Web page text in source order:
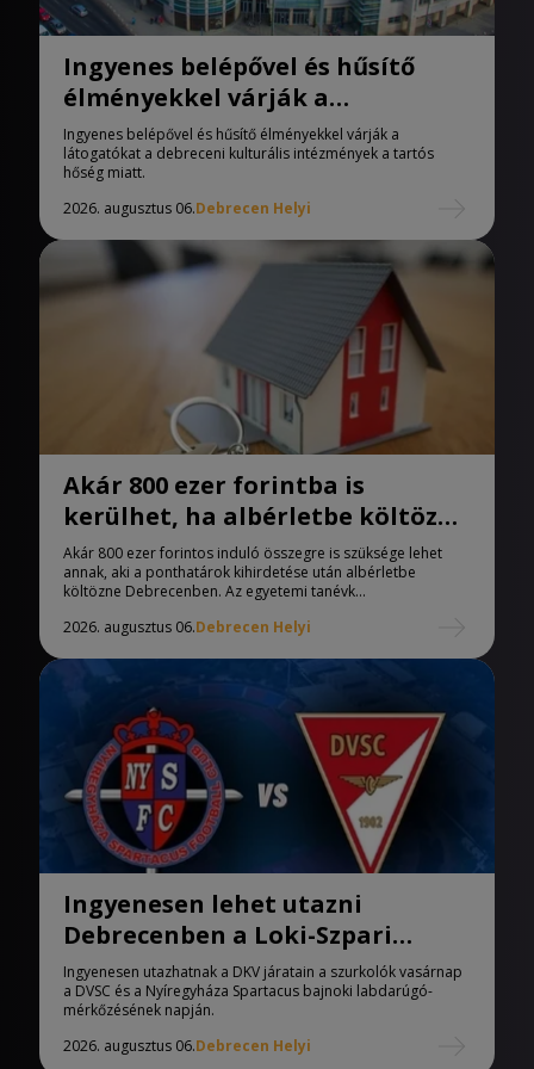
Ingyenes belépővel és hűsítő
élményekkel várják a
látogatókat a debreceni
kulturális intézmények
Ingyenes belépővel és hűsítő élményekkel várják a
látogatókat a debreceni kulturális intézmények a tartós
hőség miatt.
2026. augusztus 06.Debrecen Helyi
Akár 800 ezer forintba is
kerülhet, ha albérletbe költözne
Debrecenben
Akár 800 ezer forintos induló összegre is szüksége lehet
annak, aki a ponthatárok kihirdetése után albérletbe
költözne Debrecenben. Az egyetemi tanévk...
2026. augusztus 06.Debrecen Helyi
Ingyenesen lehet utazni
Debrecenben a Loki-Szpari
meccsre
Ingyenesen utazhatnak a DKV járatain a szurkolók vasárnap
a DVSC és a Nyíregyháza Spartacus bajnoki labdarúgó-
mérkőzésének napján.
2026. augusztus 06.Debrecen Helyi